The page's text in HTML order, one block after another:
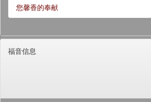
您馨香的奉献
福音信息